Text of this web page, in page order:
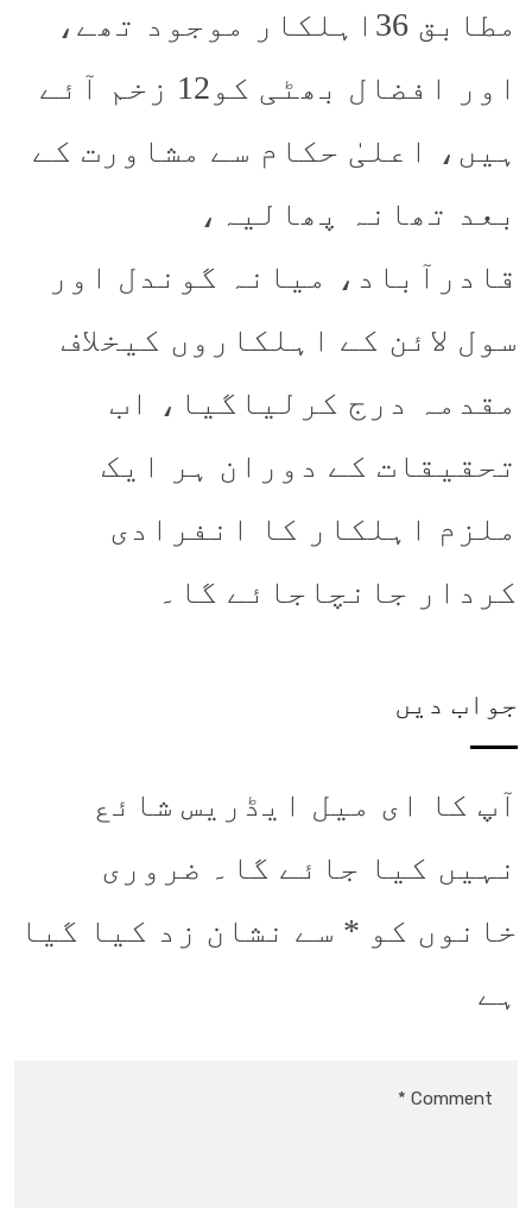
مطابق 36اہلکار موجود تھے،
اور افضال بھٹی کو12 زخم آئے
ہیں، اعلیٰ حکام سے مشاورت کے
بعد تھانہ پھالیہ،
قادرآباد، میانہ گوندل اور
سول لائن کے اہلکاروں کیخلاف
مقدمہ درج کرلیاگیا، اب
تحقیقات کے دوران ہر ایک
ملزم اہلکار کا انفرادی
کردار جانچاجائے گا۔
جواب دیں
آپ کا ای میل ایڈریس شائع
نہیں کیا جائے گا۔ ضروری
خانوں کو * سے نشان زد کیا گیا
ہے